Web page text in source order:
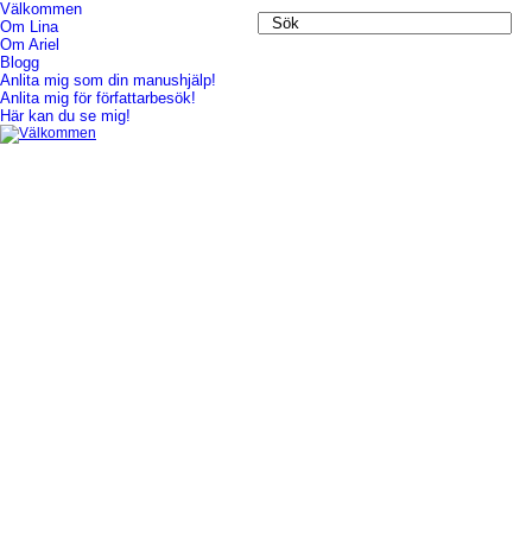
Välkommen
Om Lina
Om Ariel
Blogg
Anlita mig som din manushjälp!
Anlita mig för författarbesök!
Här kan du se mig!